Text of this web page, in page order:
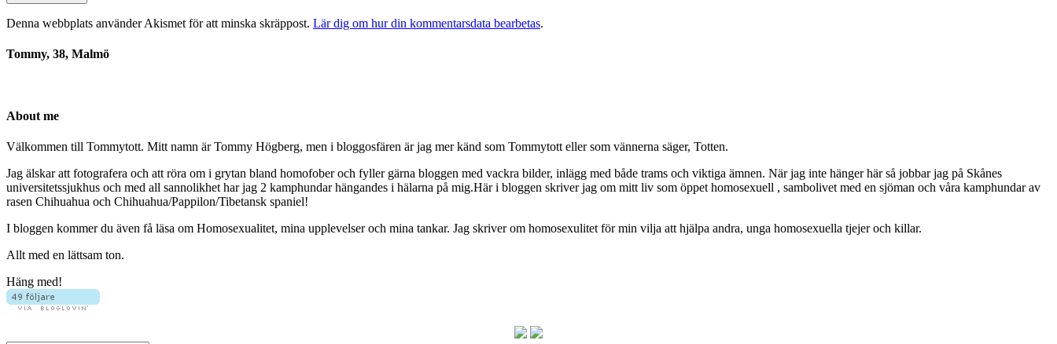
Denna webbplats använder Akismet för att minska skräppost. Lär dig om hur din kommentarsdata bearbetas.
Tommy, 38, Malmö
About me
Välkommen till Tommytott. Mitt namn är Tommy Högberg, men i bloggosfären är jag mer känd som Tommytott eller som vännerna säger, Totten.
Jag älskar att fotografera och att röra om i grytan bland homofober och fyller gärna bloggen med vackra bilder, inlägg med både trams och viktiga ämnen. När jag inte hänger här så jobbar jag på Skånes
universitetssjukhus och med all sannolikhet har jag 2 kamphundar hängandes i hälarna på mig.Här i bloggen skriver jag om mitt liv som öppet homosexuell , sambolivet med en sjöman och våra kamphundar av
rasen Chihuahua och Chihuahua/Pappilon/Tibetansk spaniel!
I bloggen kommer du även få läsa om Homosexualitet, mina upplevelser och mina tankar. Jag skriver om homosexulitet för min vilja att hjälpa andra, unga homosexuella tjejer och killar.
Allt med en lättsam ton.
Häng med!